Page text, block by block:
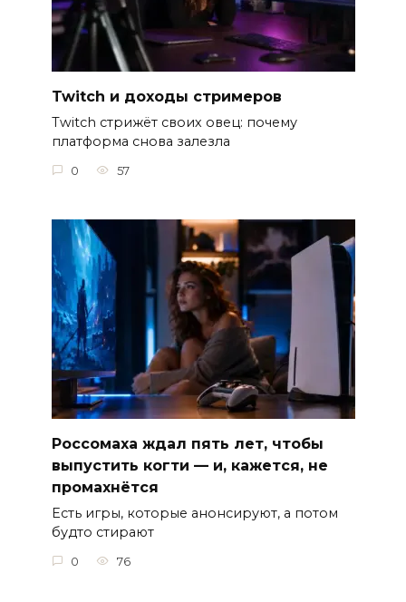
Twitch и доходы стримеров
Twitch стрижёт своих овец: почему
платформа снова залезла
0 57
Россомаха ждал пять лет, чтобы
выпустить когти — и, кажется, не
промахнётся
Есть игры, которые анонсируют, а потом
будто стирают
0 76